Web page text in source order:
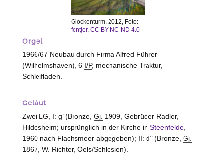
Glockenturm, 2012, Foto:
fentjer, CC BY-NC-ND 4.0
Orgel
1966/67 Neubau durch Firma Alfred Führer
(Wilhelmshaven), 6 I/P, mechanische Traktur,
Schleifladen.
Geläut
Zwei LG , I: g’ (Bronze, Gj. 1909, Gebrüder Radler,
Hildesheim; ursprünglich in der Kirche in Steenfelde,
1960 nach Flachsmeer abgegeben); II: d’’ (Bronze, Gj.
1867, W. Richter, Oels/Schlesien).